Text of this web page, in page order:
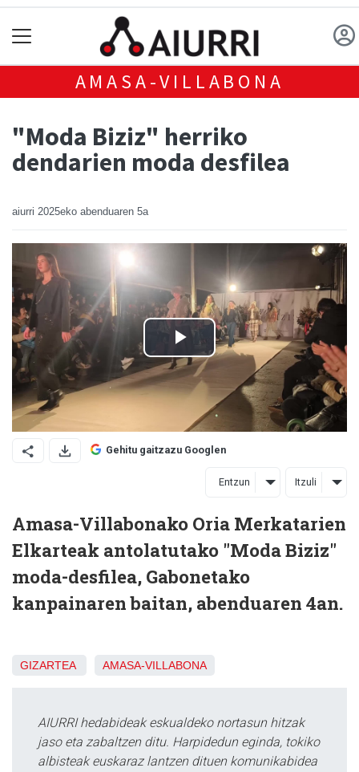
AMASA-VILLABONA
"Moda Biziz" herriko
dendarien moda desfilea
aiurri 2025eko abenduaren 5a
Gehitu gaitzazu Googlen
Entzun Itzuli
Amasa-Villabonako Oria Merkatarien
Elkarteak antolatutako "Moda Biziz"
moda-desfilea, Gabonetako
kanpainaren baitan, abenduaren 4an.
GIZARTEA AMASA-VILLABONA
AIURRI hedabideak eskualdeko nortasun hitzak
jaso eta zabaltzen ditu. Harpidedun eginda, tokiko
albisteak euskaraz lantzen dituen komunikabidea